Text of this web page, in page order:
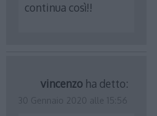
continua così!!
vincenzo ha detto: